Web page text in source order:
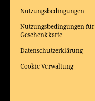
Nutzungsbedingungen
Nutzungsbedingungen für
Geschenkkarte
Datenschutzerklärung
Cookie Verwaltung